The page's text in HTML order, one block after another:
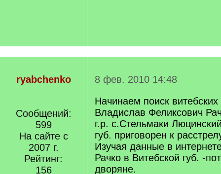
ryabchenko
Сообщений:
599
На сайте с
2007 г.
Рейтинг:
156
8 фев. 2010 14:48
Начинаем поиск витебских
Владислав Феликсович
г.р. с.Стельмаки
губ. приговорен к
Изучая данные в
Рачко в Витебской губ. -
дворяне.